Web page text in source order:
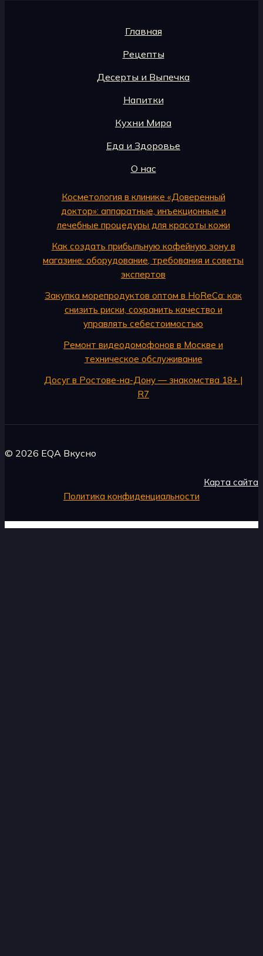
Главная
Рецепты
Десерты и Выпечка
Напитки
Кухни Мира
Еда и Здоровье
О нас
Косметология в клинике «Доверенный
доктор»: аппаратные, инъекционные и
лечебные процедуры для красоты кожи
Как создать прибыльную кофейную зону в
магазине: оборудование, требования и советы
экспертов
Закупка морепродуктов оптом в HoReCa: как
снизить риски, сохранить качество и
управлять себестоимостью
Ремонт видеодомофонов в Москве и
техническое обслуживание
Досуг в Ростове-на-Дону — знакомства 18+ |
R7
© 2026 EQA Вкусно
Карта сайта
Политика конфиденциальности